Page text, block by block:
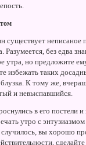
неписаное
Разумеется, без едва
утра, но предложите
избежать таких
К тому же,
и невыспавшийся.
в его постели
утро с
вы хорошо